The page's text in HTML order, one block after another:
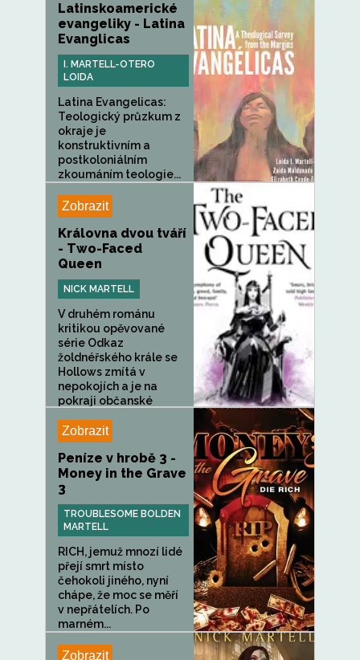
Latinskoamerické
evangeliky - Latina
Evanglicas
I. MARTELL-OTERO
LOIDA
Latina Evangelicas:
Teologický průzkum z
okraje je
konstruktivním a
postkoloniálním
zkoumáním teologie...
Zobrazit
Královna dvou tváří
- Two-Faced
Queen
NICK MARTELL
V druhém románu
kritikou opěvované
série Odkaz
žoldnéřského krále se
Hollows zmítá v
nepokojích a je na
pokraji občanské
Zobrazit
Peníze v hrobě 3 -
Money in the Grave
3
TROUBLESOME BOLDEN
MARTELL
RICH, jemuž mnozí lidé
přejí smrt místo
čehokoli jiného, nyní
chápe, že moc se měří
v nepřátelích. Po
marném...
Zobrazit